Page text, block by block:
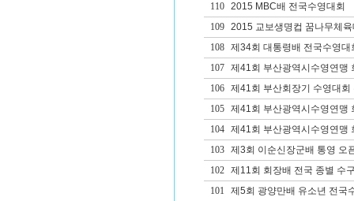
110
2015 MBC배 전국수영대회
109
2015 교보생명컵 꿈나무체
108
제34회 대통령배 전국수영대
107
제41회 부산광역시수영연맹
106
제41회 부산회장기 수영대회
105
제41회 부산광역시수영연맹
104
제41회 부산광역시수영연맹
103
제3회 이순신장군배 통영 오
102
제11회 회장배 전국 종별 수
101
제5회 광양만배 유소년 전국